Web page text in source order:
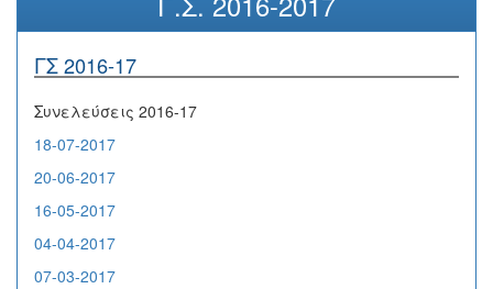
ΓΣ 2016-17
Συνελεύσεις 2016-17
18-07-2017
20-06-2017
16-05-2017
04-04-2017
07-03-2017